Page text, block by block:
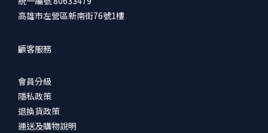
高雄市左營區新南街76號1樓
顧客服務
會員分級
隱私政策
退換貨政策
運送及購物說明